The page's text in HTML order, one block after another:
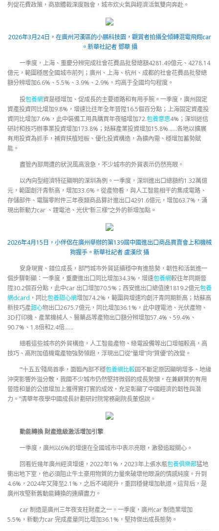
列促花費政策，商旅體裁深度融會，城市炊火氣與經濟活氣雙向奔赴。
2026年3月24日，在廣州河漢區的小鵬科技園，觀賞者拍攝全傾轉混電飛翔car
。新華社記者 鄧華 攝
一季度，上海、重慶分辨完成社會花費品批發總額4281.49億元、4278.14
億元，範圍穩居全國城市前列；廣州、上海、杭州、成都的社會花費品批發總
額分辨增加6.6%、5.5%、3.9%、2.9%，均高于全國均勻程度。
投包養網資是穩增加、促成長的主要道路和有用手腕。一季度，廣州固定
資產投資同比增加9.8%，增速比往年全年晉陞16.5個百分點；上海固定資產投
資同比增加7.6%，此中裝備工用具購買年夜幅增加72.包養意思4%；深圳迷信
研討和技巧辦事業投資增加173.8%；姑蘇產業投資增加15.8%……各地以擴展
有用投資為抓手，補齊扶植短板、優化投資構造，為擴內需、穩增加蓄勢賦
能。
盡管內部周遭的狀況風高浪急，不少城市的外貿表示仍然亮眼。
以內向型經濟特征顯明的深圳為例。一季度，深圳進出口總額約1.32萬億
元，範圍創汗青新高，增加33.6%。從產物看，與人工智能相干的集成電路、
存儲部件、電腦零附件三年夜類商品算計進出口4291.6億元，增加63.7%，涌
現出新動力car 、鋰電池、光伏“新三樣”之外的新增加點。
2026年4月15日，小伴侶在廣州舉辦的第139屆中國進出口商品買賣會上和機械
狗握手。新華社記者 盧漢欣 攝
安身現實、錯位成長，部門城市外貿延續穩中有進態勢，韌性和活氣進一
個步驟彰顯：一季度，重慶進出口同比增加34.3%，增速包養網較往年同期晉
陞30.2個百分點，此中car 出口增加70.5%；西安進出口總值達1819.2億元包養
網dcard ，同比包養甜心網增加74.2%，範圍與增速均創汗青同期新高；姑蘇高
新技巧產甜心物出口2675.7億元，同比增加36.1%，此中鋰電池、光伏產物、
3D打印機、產業機械人、醫藥品等產物出口額分辨增加57.4%、59.4%、
90.7%、1.8倍和2.4倍……
細看這些城市的外貿構造，人工智能產物、綠電設備等出口增幅較高，高
技巧、高附加值機電產物強勢領跑，浮現出口從“量增”向“質優”的改變。
“‘十五五’殘局首季，面臨內部不穩包養網比較固不斷定原因顯明增多、地緣
沖突影響外溢分散，我國不少城市仍然堅持微弱的成長勢頭，在兼顧質的有用
晉陞和量的公道增加上獲得實打實的成效，充足彰顯了中國經濟的韌性與潛
力。”清華年夜學中國成長計劃研討院常務副院長董煜說。
動能轉換 財產進級激活增加引擎
一季度，廣州以6%的增速在全國城市中表示亮眼，激發追蹤關心。
回看近幾年廣州經濟增速，2022年1%，2023年上張水瓶包養俱樂部猛地
衝出地下室，他必須阻止牛土豪用物質的力量來破壞他眼淚的情感純度。升到
4.6%，2024年又降至2.1%，之后不竭爬升，重回穩健增加軌道。這背后，是
廣州攻堅新舊動能轉換的連續盡力。
car 制造是廣州三年夜支柱財產之一。一季度，廣州car 制造業增加
5.5%，新動力car 完成產量同比增加36.1%，堅持傑出成長態勢。